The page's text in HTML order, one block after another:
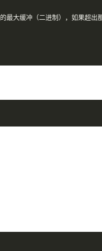
最大缓冲（二进制），如果超出